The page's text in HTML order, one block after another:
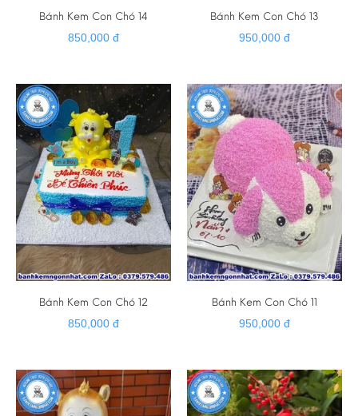
Bánh Kem Con Chó 14
850,000 đ
Bánh Kem Con Chó 13
950,000 đ
Bánh Kem Con Chó 12
850,000 đ
Bánh Kem Con Chó 11
950,000 đ